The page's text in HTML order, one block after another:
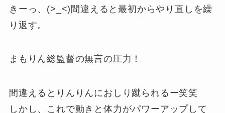
きーっ、(>_<)間違えると最初からやり直しを繰
り返す。
まもりん総監督の無言の圧力！
間違えるとりんりんにおしり蹴られるー笑笑
しかし、これで動きと体力がパワーアップして